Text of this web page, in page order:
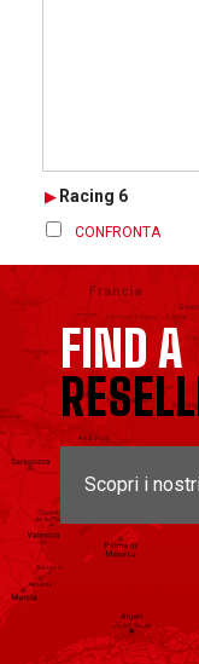
Racing 6
CONFRONTA
FIND A
Scopri i